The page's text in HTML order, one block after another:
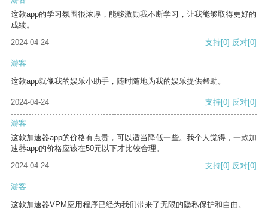
这款app的学习氛围很浓厚，能够激励我不断学习，让我能够取得更好的
成绩。
2024-04-24
支持[0] 反对[0]
游客
这款app就像我的娱乐小助手，随时随地为我的娱乐提供帮助。
2024-04-24 支持[0] 反对[0]
游客
这款加速器app的价格有点贵，可以适当降低一些。我个人觉得，一款加
速器app的价格应该在50元以下才比较合理。
2024-04-24
支持[0] 反对[0]
游客
这款加速器VPM应用程序已经为我们带来了无限的隐私保护和自由。